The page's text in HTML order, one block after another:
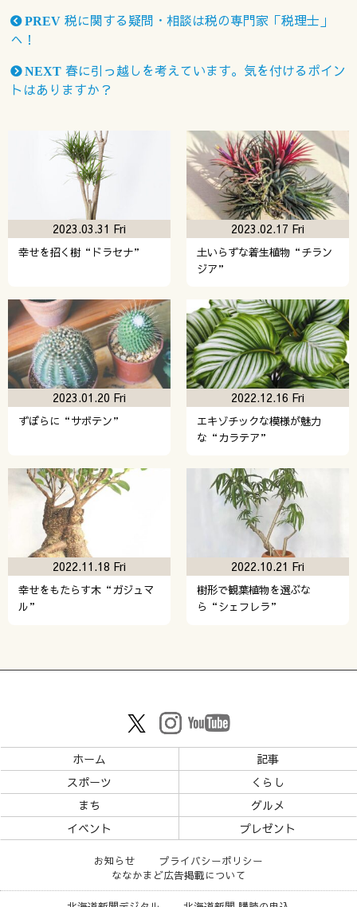
PREV 税に関する疑問・相談は税の専門家「税理士」
へ！
NEXT 春に引っ越しを考えています。気を付けるポイン
トはありますか？
幸せを招く樹“ドラセナ”
2023.03.31 Fri
土いらずな着生植物“チラン
ジア”
2023.02.17 Fri
ずぼらに“サボテン”
2023.01.20 Fri
エキゾチックな模様が魅力
な“カラテア”
2022.12.16 Fri
幸せをもたらす木“ガジュマ
ル”
2022.11.18 Fri
樹形で観葉植物を選ぶな
ら“シェフレラ”
2022.10.21 Fri
ホーム
記事
スポーツ
くらし
まち
グルメ
イベント
プレゼント
お知らせ
プライバシーポリシー
ななかまど広告掲載について